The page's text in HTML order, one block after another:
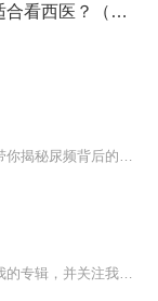
哪些病适合看中医？哪些病适合看西医？（节选）